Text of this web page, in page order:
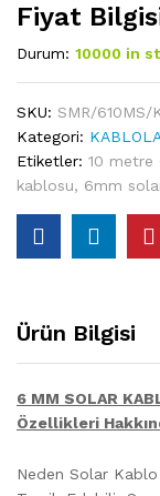
Fiyat
Durum: 10000 in
SKU: SMR/610MS/
Kategori:
Etiketler: 10 metre
kablosu, 6mm
Ürün Bilgisi
6 MM SOLAR
Özellikleri
Neden Solar